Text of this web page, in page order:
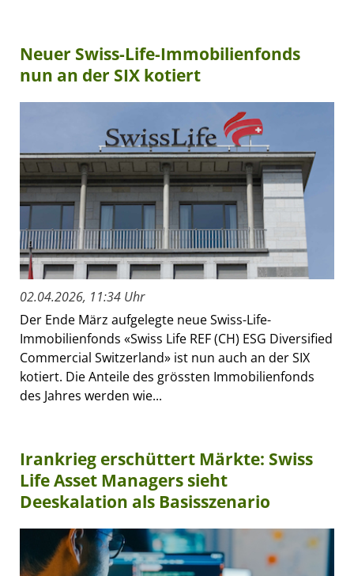
Neuer Swiss-Life-Immobilienfonds
nun an der SIX kotiert
02.04.2026, 11:34 Uhr
Der Ende März aufgelegte neue Swiss-Life-
Immobilienfonds «Swiss Life REF (CH) ESG Diversified
Commercial Switzerland» ist nun auch an der SIX
kotiert. Die Anteile des grössten Immobilienfonds
des Jahres werden wie...
Irankrieg erschüttert Märkte: Swiss
Life Asset Managers sieht
Deeskalation als Basisszenario